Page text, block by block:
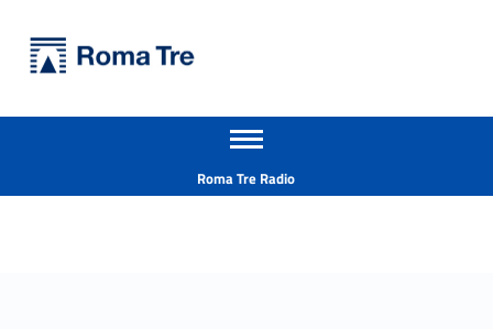
LUCA GIOVANNI LIONI - Università Roma Tre
Apri il menu secondario
Roma Tre Radio